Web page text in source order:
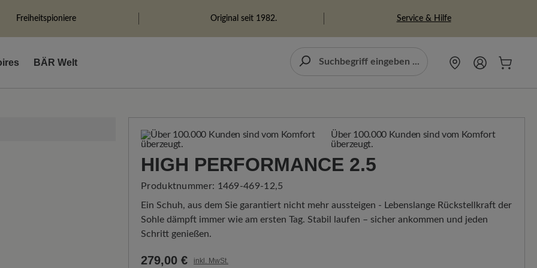
Freiheitspioniere Original seit 1982. Service & Hilfe
BÄR Welt
Über 100.000 Kunden sind vom Komfort
überzeugt.
HIGH PERFORMANCE 2.5
Produktnummer: 1469-469-12,5
Ein Schuh, aus dem Sie garantiert nicht mehr aussteigen - Lebenslange Rückstellkraft der
Sohle dämpft immer wie am ersten Tag. Stabil laufen – sicher ankommen und jeden
Schritt genießen.
279,00 € inkl. MwSt.